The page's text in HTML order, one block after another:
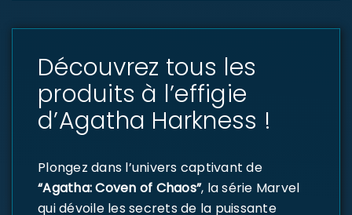
Découvrez tous les
produits à l’effigie
d’Agatha Harkness !
Plongez dans l’univers captivant de
“Agatha: Coven of Chaos”, la série Marvel
qui dévoile les secrets de la puissante